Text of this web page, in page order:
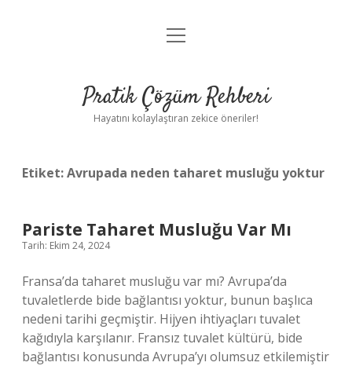
Anasayfa
Yasal Uyarı
menüyü
Pratik Çözüm Rehberi
Hayatını kolaylaştıran zekice öneriler!
Etiket:Avrupada neden taharet musluğu yoktur
Pariste Taharet Musluğu Var Mı
Tarih: Ekim 24, 2024
Fransa’da taharet musluğu var mı? Avrupa’da
tuvaletlerde bide bağlantısı yoktur, bunun başlıca
nedeni tarihi geçmiştir. Hijyen ihtiyaçları tuvalet
kağıdıyla karşılanır. Fransız tuvalet kültürü, bide
bağlantısı konusunda Avrupa’yı olumsuz etkilemiştir